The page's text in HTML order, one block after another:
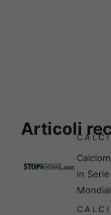
Articoli
in